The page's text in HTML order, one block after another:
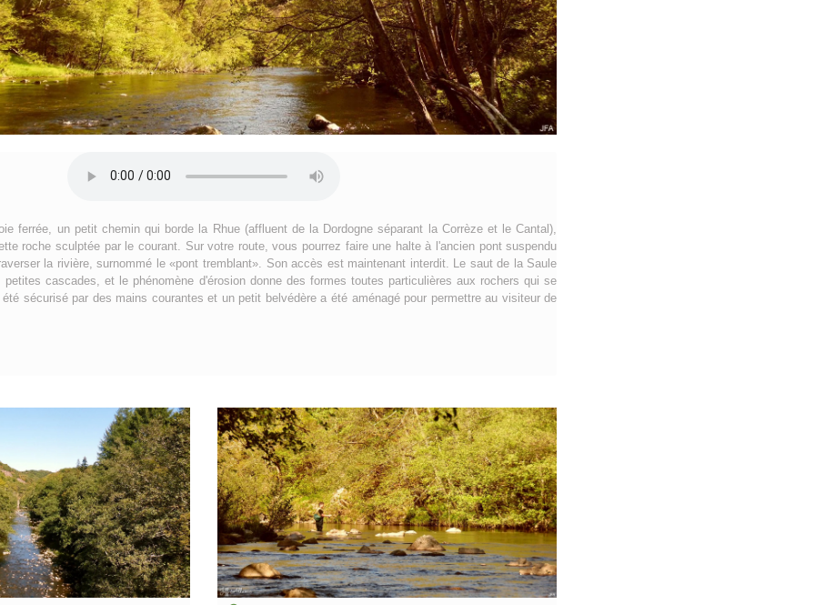
ferrée, un petit chemin qui borde la Rhue (affluent de la Dordogne séparant la Corrèze et le Cantal),
roche sculptée par le courant. Sur votre route, vous pourrez faire une halte à l'ancien pont suspendu
la rivière, surnommé le «pont tremblant». Son accès est maintenant interdit. Le saut de la Saule
cascades, et le phénomène d'érosion donne des formes toutes particulières aux rochers qui se
sécurisé par des mains courantes et un petit belvédère a été aménagé pour permettre au visiteur de